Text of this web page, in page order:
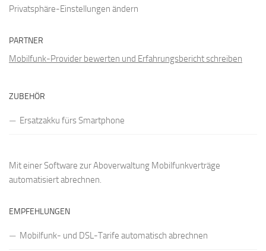
Privatsphäre-Einstellungen ändern
PARTNER
Mobilfunk-Provider bewerten und Erfahrungsbericht schreiben
ZUBEHÖR
Ersatzakku fürs Smartphone
Mit einer Software zur Aboverwaltung Mobilfunkverträge
automatisiert abrechnen.
EMPFEHLUNGEN
Mobilfunk- und DSL-Tarife automatisch abrechnen